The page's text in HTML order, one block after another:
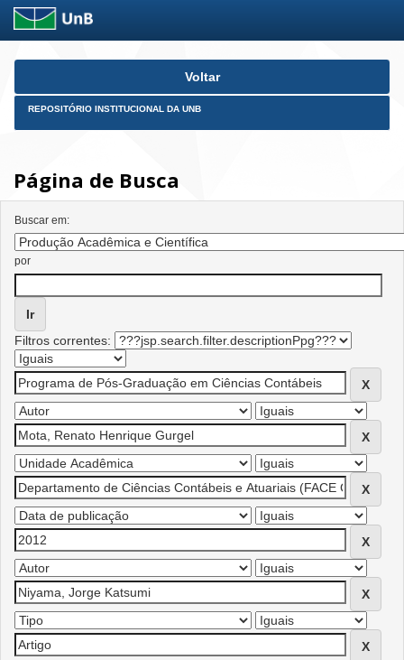
Skip
Voltar
REPOSITÓRIO INSTITUCIONAL DA UNB
Página de Busca
Buscar em:
por
Filtros correntes: